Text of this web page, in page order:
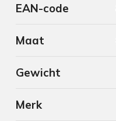
EAN-code
Maat
Gewicht
Merk